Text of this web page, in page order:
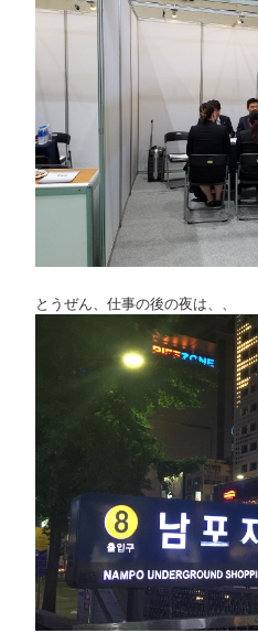
とうぜん、仕事の後の夜は、、